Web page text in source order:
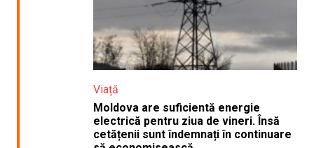
Viață
Moldova are suficientă energie
electrică pentru ziua de vineri. Însă
cetățenii sunt îndemnați în continuare